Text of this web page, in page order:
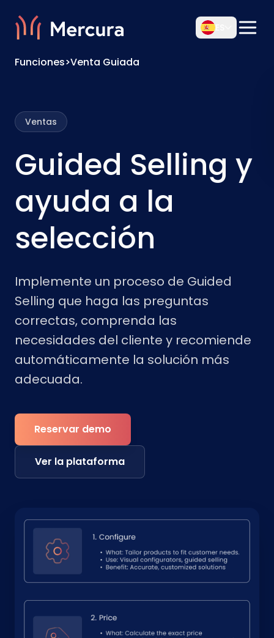
Funciones>Venta Guiada
Ventas
Guided Selling y
ayuda a la
selección
Implemente un proceso de Guided
Selling que haga las preguntas
correctas, comprenda las
necesidades del cliente y recomiende
automáticamente la solución más
adecuada.
Reservar demo
Ver la plataforma